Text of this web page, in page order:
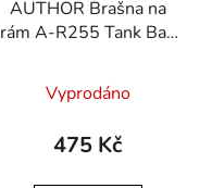
AUTHOR Brašna na
rám A-R255 Tank Bag
Vyprodáno
475 Kč